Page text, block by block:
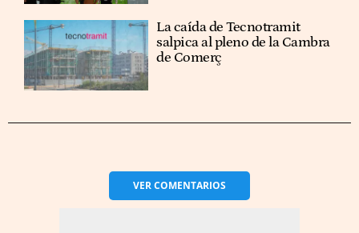
La caída de Tecnotramit
salpica al pleno de la Cambra
de Comerç
VERCOMENTARIOS